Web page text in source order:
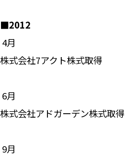
■2012
―― 4月
株式会社7アクト株式取得
―― 6月
株式会社アドガーデン株式取得
―― 9月